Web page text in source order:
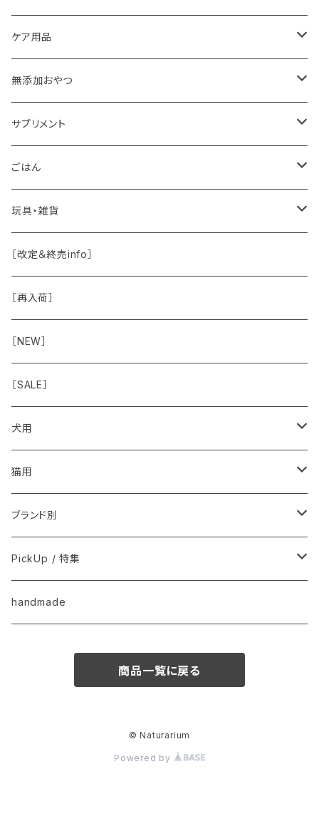
ケア用品
肉球バーム
ドッグソープ
保湿・除菌・虫除け
保湿剤
除菌
おくち・おめめ・おみみ
おくち
おめめ
ブラシと雑貨
無添加おやつ
お肉
お魚
その他（乳製品・果物野菜）
Natural Marche
ちょこっとシリーズ
◾️躾トレーニングに
◾️長く楽しむ用
◾️特別なご褒美/嗜好性高
サプリメント
皮膚被毛
関節・骨
おめめ
おなか
臓-肝腎心膵
免疫力・健康維持
こころ・脳
ごはん
手作り補助
ウェット・お惣菜
ドライ
玩具・雑貨
ノーズワーク・玩具
お散歩用品
オーナー雑貨
［改定＆終売info］
［再入荷］
［NEW］
［SALE］
犬用
フードおやつ
用品
猫用
フードおやつ
用品
ブランド別
Anima Strath
Animal Essentials
PickUp / 特集
換毛期におすすめ
handmade
商品一覧に戻る
© Naturarium
Powered by